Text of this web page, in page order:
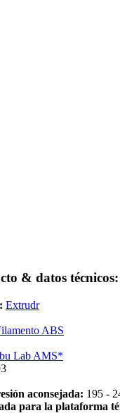
& datos técnicos:
Extrudr
ABS
Lab AMS*
aconsejada: 195 -
para la plataforma